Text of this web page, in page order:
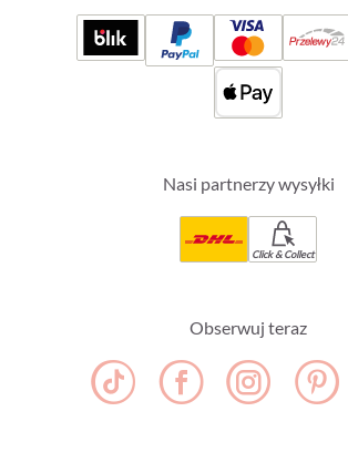
Nasi partnerzy wysyłki
Click & Collect
Obserwuj teraz